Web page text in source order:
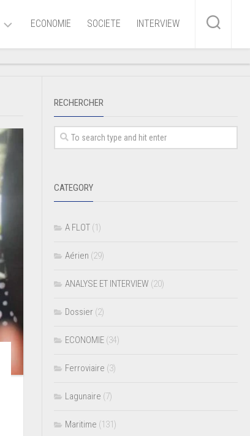
ECONOMIE SOCIETE INTERVIEW
RECHERCHER
CATEGORY
A FLOT (1)
Aérien (29)
ANALYSE ET INTERVIEW (20)
Dossier (2)
ECONOMIE (34)
Ferroviaire (3)
Lagunaire (7)
Maritime (131)